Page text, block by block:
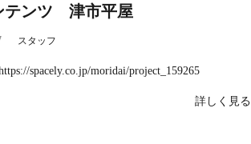
テンツ 津市平屋
スタッフ
spacely.co.jp/moridai/project_159265
詳しく見る